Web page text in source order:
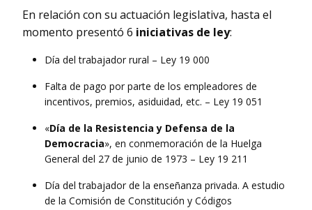
En relación con su actuación legislativa, hasta el
momento presentó 6 iniciativas de ley:
Día del trabajador rural – Ley 19 000
Falta de pago por parte de los empleadores de
incentivos, premios, asiduidad, etc. – Ley 19 051
«Día de la Resistencia y Defensa de la
Democracia», en conmemoración de la Huelga
General del 27 de junio de 1973 – Ley 19 211
Día del trabajador de la enseñanza privada. A estudio
de la Comisión de Constitución y Códigos